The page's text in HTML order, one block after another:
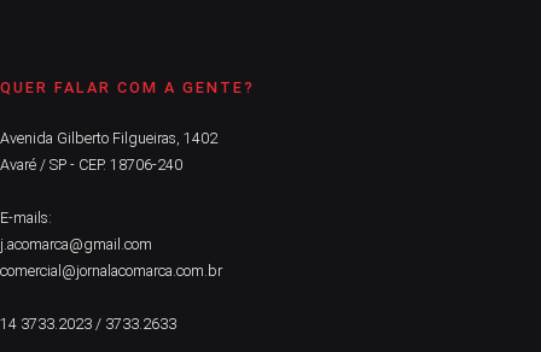
QUER FALAR COM A GENTE?
Avenida Gilberto Filgueiras, 1402
Avaré / SP - CEP. 18706-240
E-mails:
j.acomarca@gmail.com
comercial@jornalacomarca.com.br
14 3733.2023 / 3733.2633